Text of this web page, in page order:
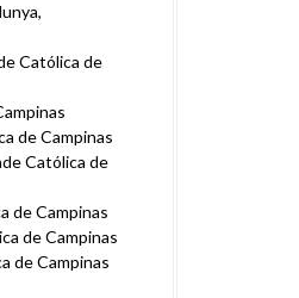
Católica de
de Campinas
Católica de
de Campinas
de Campinas
de Campinas